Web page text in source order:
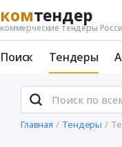
комтендер
коммерческие тендеры
Поиск Тендеры
Главная Тендеры